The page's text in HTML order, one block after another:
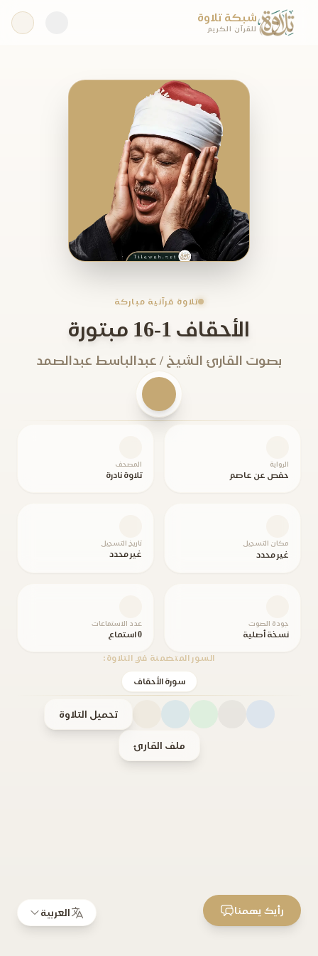
شبكة تلاوة
للقرآن الكريم
تلاوة قرآنية مباركة
الأحقاف 1-16 مبتورة
بصوت القارئ الشيخ / عبدالباسط عبدالصمد
الرواية
حفص عن عاصم
المصحف
تلاوة نادرة
مكان التسجيل
غير محدد
تاريخ التسجيل
غير محدد
جودة الصوت
نسخة أصلية
عدد الاستماعات
0 استماع
السور المتضمنة في التلاوة:
سورة الأحقاف
تحميل التلاوة
ملف القارئ
العربية رأيك يهمنا